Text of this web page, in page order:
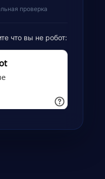
проверка
что вы не робот: